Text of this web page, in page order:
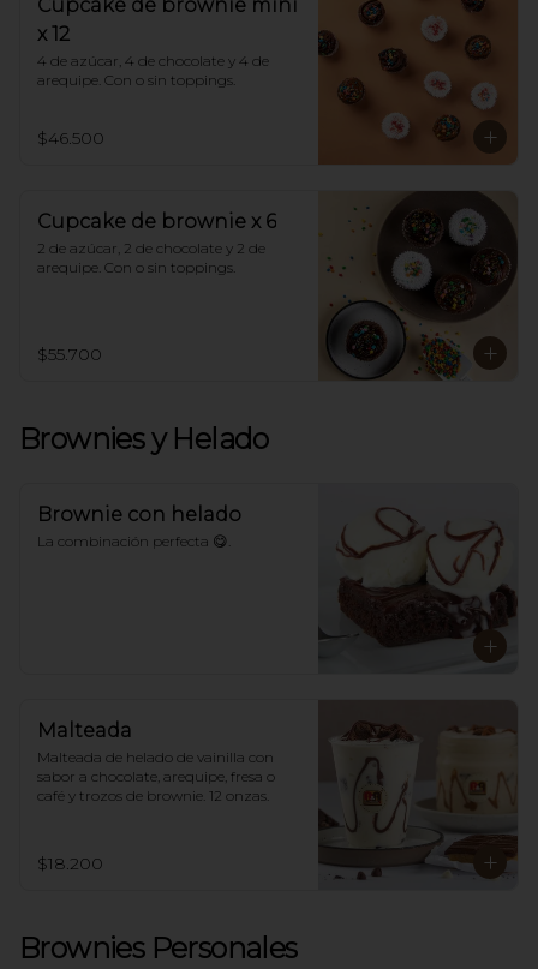
Cupcake de brownie mini
x 12
4 de azúcar, 4 de chocolate y 4 de
arequipe. Con o sin toppings.
$46.500
Cupcake de brownie x 6
2 de azúcar, 2 de chocolate y 2 de
arequipe. Con o sin toppings.
$55.700
Brownies y Helado
Brownie con helado
La combinación perfecta 😋.
Malteada
Malteada de helado de vainilla con
sabor a chocolate, arequipe, fresa o
café y trozos de brownie. 12 onzas.
$18.200
Brownies Personales